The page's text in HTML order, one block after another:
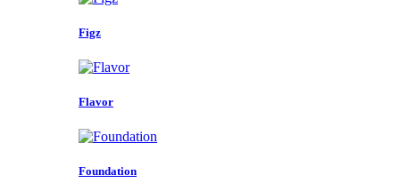
Figz
Flavor
Foundation